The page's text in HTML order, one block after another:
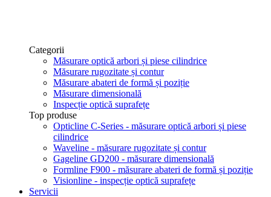
Categorii
Măsurare optică arbori și piese cilindrice
Măsurare rugozitate și contur
Măsurare abateri de formă și poziție
Măsurare dimensională
Inspecție optică suprafețe
Top produse
Opticline C-Series - măsurare optică arbori și piese
cilindrice
Waveline - măsurare rugozitate și contur
Gageline GD200 - măsurare dimensională
Formline F900 - măsurare abateri de formă și poziție
Visionline - inspecție optică suprafețe
Servicii